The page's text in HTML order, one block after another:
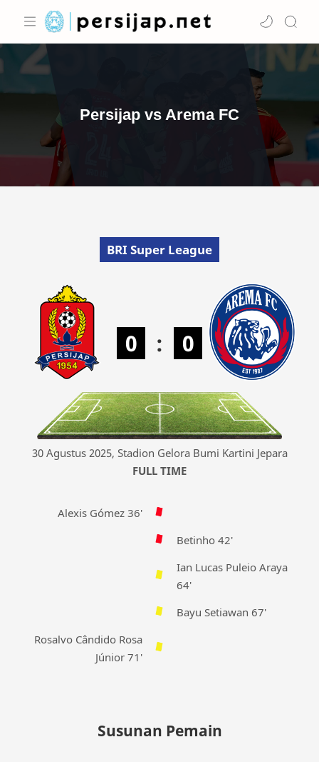
Persijap vs Arema FC
BRI Super League
0 : 0
30 Agustus 2025, Stadion Gelora Bumi Kartini Jepara
FULL TIME
Alexis Gómez 36'
Betinho 42'
Ian Lucas Puleio Araya
64'
Bayu Setiawan 67'
Rosalvo Cândido Rosa
Júnior 71'
Susunan Pemain